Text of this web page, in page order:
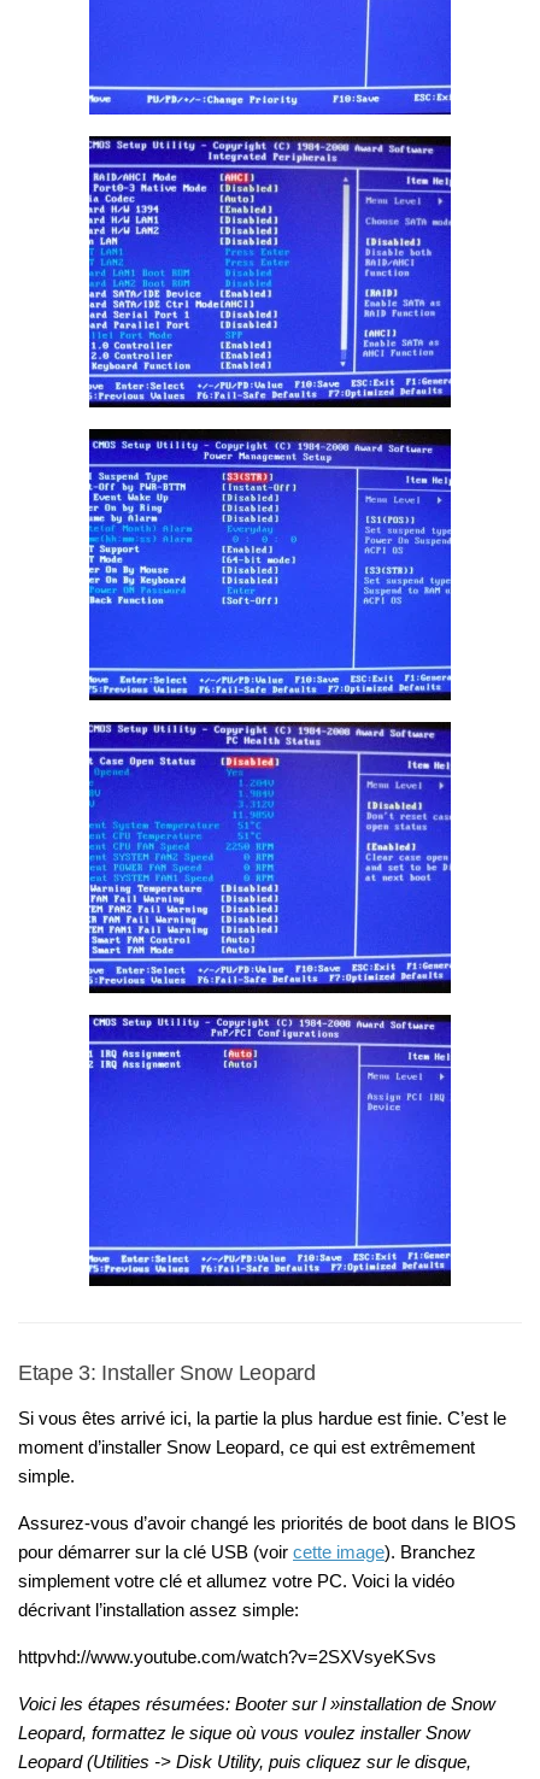
Etape 3: Installer Snow Leopard
Si vous êtes arrivé ici, la partie la plus hardue est finie. C’est le
moment d’installer Snow Leopard, ce qui est extrêmement
simple.
Assurez-vous d’avoir changé les priorités de boot dans le BIOS
pour démarrer sur la clé USB (voir cette image). Branchez
simplement votre clé et allumez votre PC. Voici la vidéo
décrivant l’installation assez simple:
httpvhd://www.youtube.com/watch?v=2SXVsyeKSvs
Voici les étapes résumées: Booter sur l »installation de Snow
Leopard, formattez le sique où vous voulez installer Snow
Leopard (Utilities -> Disk Utility, puis cliquez sur le disque,